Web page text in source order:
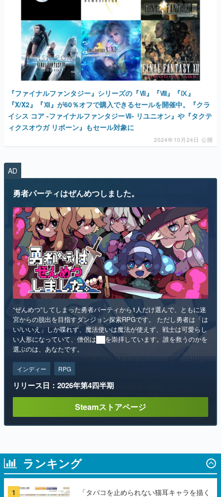
『ファイナルファンタジー』シリーズの『Ⅶ』『Ⅷ』『Ⅸ』
『X/X2』『Ⅻ』が60％オフで購入できるセールを開催中。『クラ
イシス コア -ファイナルファンタジーⅦ- リユニオン』や『タクテ
ィクスオウガ リボーン』もセール対象に
2024年10月24日 公開
AD
“ぜんめつ”してしまった勇者パーティから1人だけ選んで、ともに迷
宮からの脱出を目指すダンジョン探索RPGです。 ただし勇者は「は
い/いいえ」しか喋れず、魔法使いは魔法が使えず、戦士は可愛らし
い人形になっていて、僧侶は██を崇拝しています。誰を救うのかを
選ぶのは、あなたです。
インディー RPG
リリース日：2026年第4四半期
ランキング
1
「タバコを止められない猫耳キャラを描く
深夜枠アニメ」に視聴者の一部から批判意
見。違法薬物の使用と思しき描写も含め
て、BPOが議論を交わす